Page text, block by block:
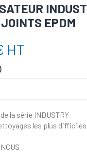
EPDM
HT
la série INDUSTRY
les plus difficiles